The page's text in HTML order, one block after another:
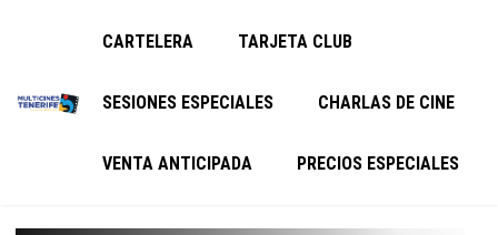
CARTELERA TARJETA CLUB
SESIONES ESPECIALES CHARLAS DE CINE
VENTA ANTICIPADA PRECIOS ESPECIALES